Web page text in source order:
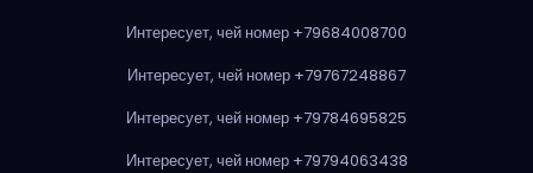
Интересует, чей номер +79684008700
Интересует, чей номер +79767248867
Интересует, чей номер +79784695825
Интересует, чей номер +79794063438